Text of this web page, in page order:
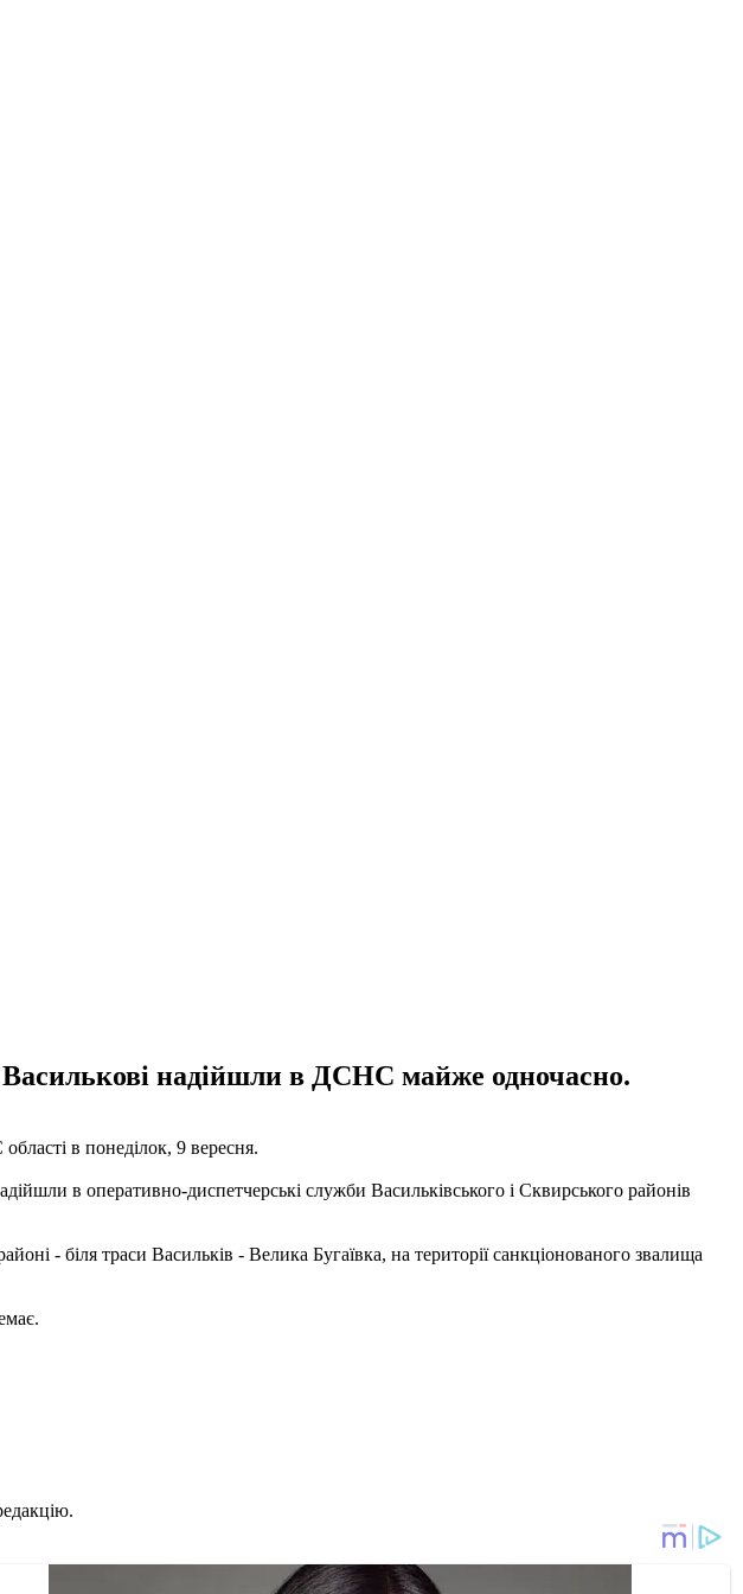
надійшли в ДСНС майже одночасно.
в понеділок, 9 вересня.
в оперативно-диспетчерські служби Васильківського і Сквирського районів
- біля траси Васильків - Велика Бугаївка, на території санкціонованого звалища